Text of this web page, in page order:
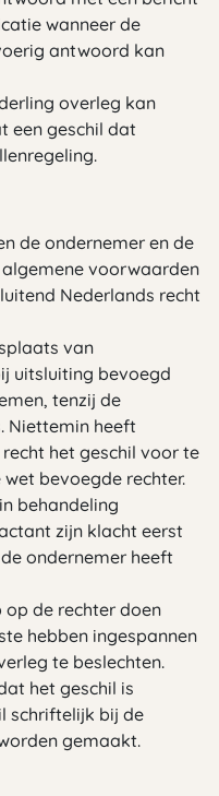
wanneer de
antwoord kan
overleg kan
een geschil dat
de ondernemer en de
voorwaarden
Nederlands recht
van
uitsluiting bevoegd
tenzij de
Niettemin heeft
het geschil voor te
bevoegde rechter.
behandeling
zijn klacht eerst
ondernemer heeft
op de rechter doen
hebben ingespannen
te beslechten.
het geschil is
schriftelijk bij de
gemaakt.